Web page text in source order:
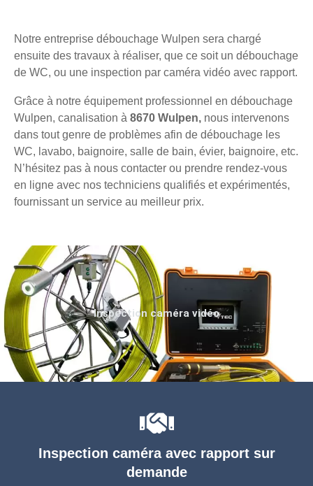
Notre entreprise débouchage Wulpen sera chargé
ensuite des travaux à réaliser, que ce soit un débouchage
de WC, ou une inspection par caméra vidéo avec rapport.
Grâce à notre équipement professionnel en débouchage
Wulpen, canalisation à 8670 Wulpen, nous intervenons
dans tout genre de problèmes afin de débouchage les
WC, lavabo, baignoire, salle de bain, évier, baignoire, etc.
N’hésitez pas à nous contacter ou prendre rendez-vous
en ligne avec nos techniciens qualifiés et expérimentés,
fournissant un service au meilleur prix.
Inspection caméra avec rapport sur
demande
Inspection caméra vidéo